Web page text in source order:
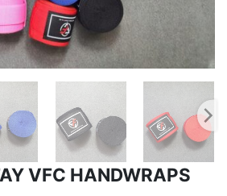
VFC HANDWRAPS